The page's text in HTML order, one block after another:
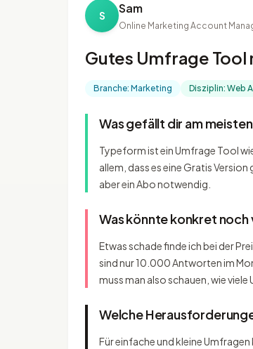
S Sam
Online Marketing Account
Gutes Umfrage Tool
Branche: Marketing Disziplin: Web
Was gefällt dir am
Typeform ist ein Umfrage Tool
allem, dass es eine Gratis
aber ein Abo notwendig.
Was könnte konkret
Etwas schade finde ich bei der
sind nur 10.000 Antworten im
muss man also schauen, wie
Welche
Für einfache und kleine